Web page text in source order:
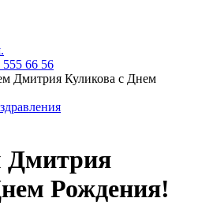
66 56
Дмитрия Куликова с Днем
Дмитрия
Рождения!